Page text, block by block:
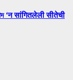
‘न सांगितलेली सीतेची